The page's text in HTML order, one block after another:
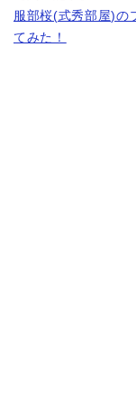
服部桜(式秀部屋)の
てみた！